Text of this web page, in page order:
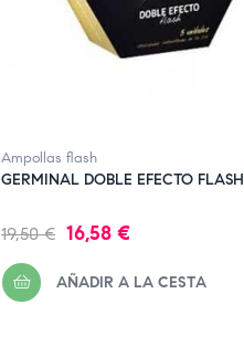
Ampollas flash
GERMINAL DOBLE EFECTO FLASH
Precio
regular
19,50 € Precio
16,58 €
AÑADIR A LA CESTA